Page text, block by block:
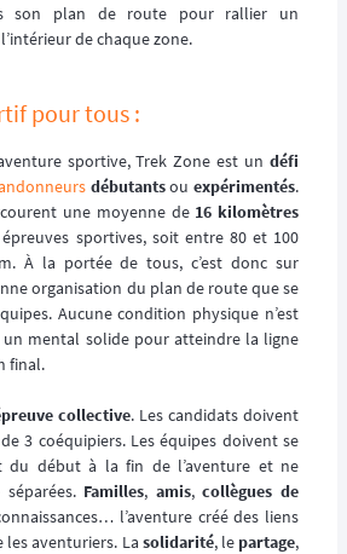
son plan de route pour rallier un
de chaque zone.
pour tous :
sportive, Trek Zone est un défi
débutantsouexpérimentés.
une moyenne de 16 kilomètres
sportives, soit entre 80 et 100
À la portée de tous, c’est donc sur
organisation du plan de route que se
Aucune condition physique n’est
un mental solide pour atteindre la ligne
final.
collective. Les candidats doivent
3 coéquipiers. Les équipes doivent se
du début à la fin de l’aventure et ne
Familles, amis,collègues de
l’aventure créé des liens
aventuriers. La solidarité, le partage,